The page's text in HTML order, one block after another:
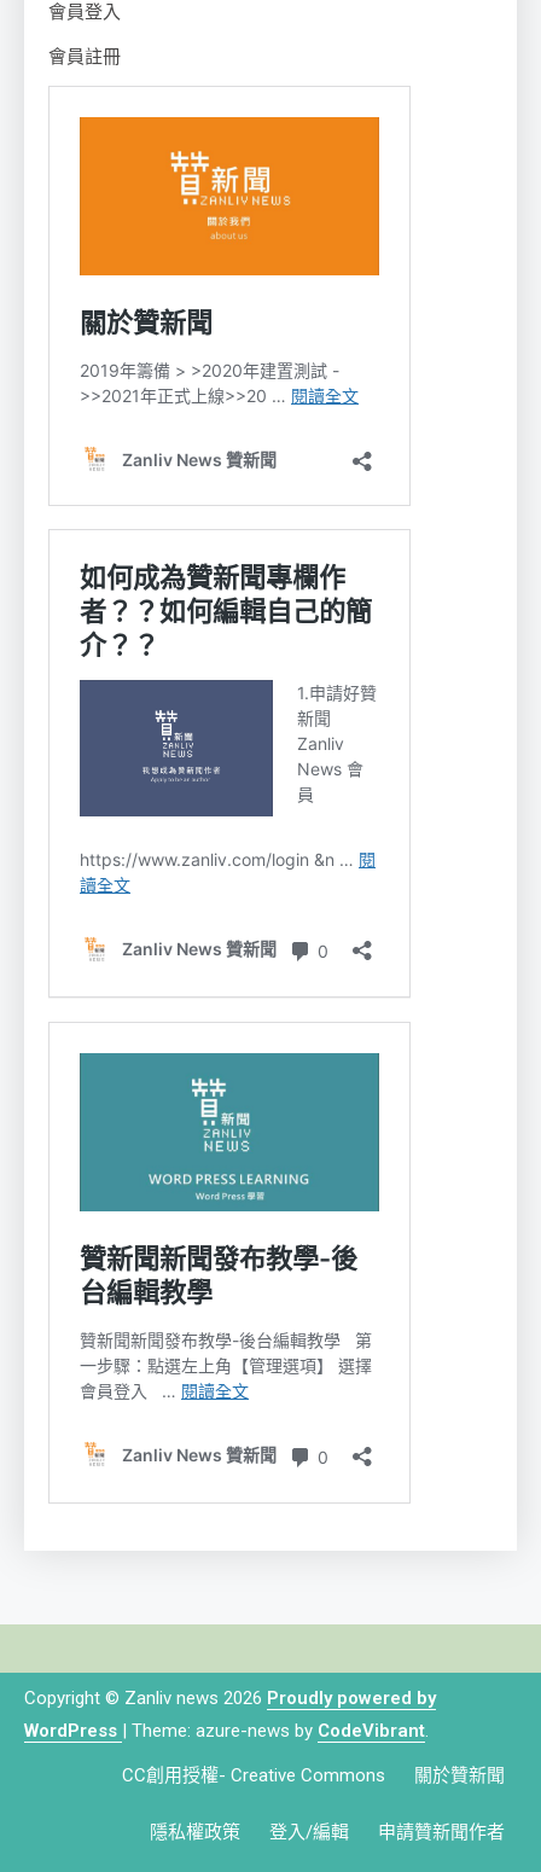
會員登入
會員註冊
Copyright © Zanliv news 2026 Proudly powered by
WordPress | Theme: azure-news by CodeVibrant.
CC創用授權- Creative Commons 關於贊新聞
隱私權政策 登入/編輯 申請贊新聞作者